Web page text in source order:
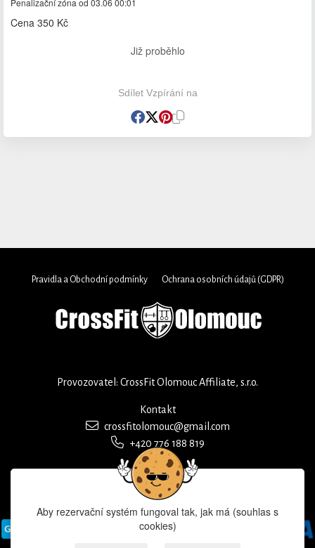
Penalizační zóna od 03.06 00:01
Cena 350 Kč
Již proběhlo
Sdílet Vzpírání na
Pravidla a Obchodní podmínky Ochrana osobních údajů (GDPR)
Provozovatel: CrossFit Olomouc Affiliate, s.r.o.
Kontakt
crossfitolomouc@gmail.com
+420 776 188 819
Aby rezervační systém fungoval tak, jak má (souhlas s
cookies)